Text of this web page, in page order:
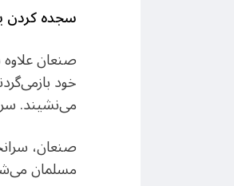
سجده کردن
صنعان علاوه
می‌نشیند.
صنعان،
مسلمان